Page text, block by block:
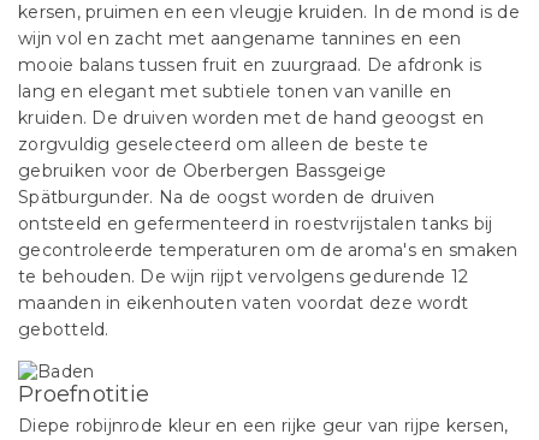
kersen, pruimen en een vleugje kruiden. In de mond is de
wijn vol en zacht met aangename tannines en een
mooie balans tussen fruit en zuurgraad. De afdronk is
lang en elegant met subtiele tonen van vanille en
kruiden. De druiven worden met de hand geoogst en
zorgvuldig geselecteerd om alleen de beste te
gebruiken voor de Oberbergen Bassgeige
Spätburgunder. Na de oogst worden de druiven
ontsteeld en gefermenteerd in roestvrijstalen tanks bij
gecontroleerde temperaturen om de aroma's en smaken
te behouden. De wijn rijpt vervolgens gedurende 12
maanden in eikenhouten vaten voordat deze wordt
gebotteld.
Proefnotitie
Diepe robijnrode kleur en een rijke geur van rijpe kersen,